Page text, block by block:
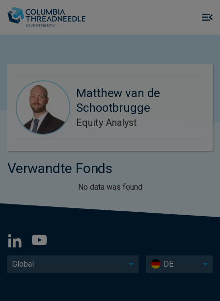
Matthew van de
Schootbrugge
Equity Analyst
Verwandte Fonds
No data was found
Global DE